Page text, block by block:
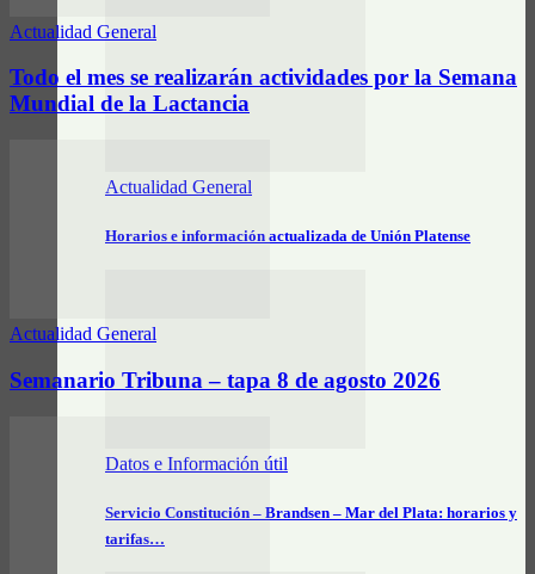
Actualidad General
Horarios e información actualizada de Unión Platense
Datos e Información útil
Servicio Constitución – Brandsen – Mar del Plata: horarios y
tarifas…
Actualidad General
Todo el mes se realizarán actividades por la Semana
Mundial de la Lactancia
Actualidad General
Semanario Tribuna – tapa 8 de agosto 2026